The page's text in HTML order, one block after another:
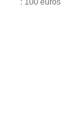
: 100 euros